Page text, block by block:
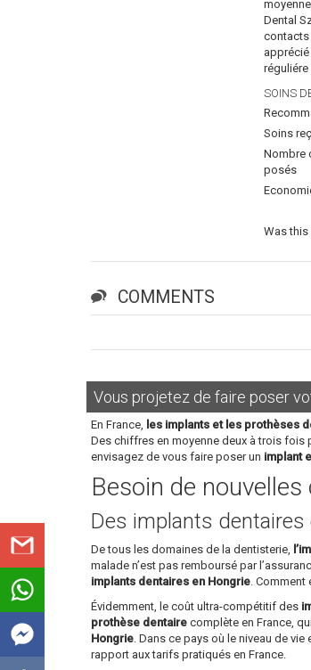
Dental
contacts
SOINS
Soins
Nombre
posés
Was this
COMMENTS
Vous projetez de faire poser
En France, les implants et les prothèses
Des chiffres en moyenne deux à trois fois
envisagez de vous faire poser un implant
Besoin de
Des implants
De tous les domaines de la dentisterie,
malade n’est pas remboursé par
implants dentaires en Hongrie.
Évidemment, le coût ultra-compétitif des
prothèse dentaire complète en France,
Hongrie. Dans ce pays où le niveau de
rapport aux tarifs pratiqués en France.